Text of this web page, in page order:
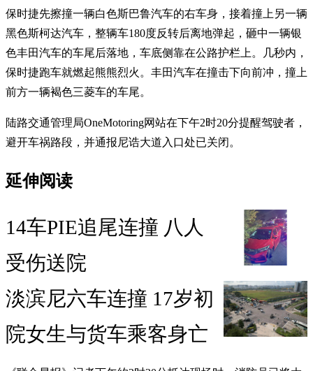
保时捷先擦撞一辆白色斯巴鲁汽车的右车身，接着撞上另一辆
黑色斯柯达汽车，整辆车180度反转后离地弹起，砸中一辆银
色丰田汽车的车尾后落地，车底侧靠在公路护栏上。几秒内，
保时捷跑车就燃起熊熊烈火。丰田汽车在撞击下向前冲，撞上
前方一辆褐色三菱车的车尾。
陆路交通管理局OneMotoring网站在下午2时20分提醒驾驶者，
避开车祸路段，并通报尼诰大道入口处已关闭。
延伸阅读
14车PIE追尾连撞 八人
受伤送院
淡滨尼六车连撞 17岁初
院女生与货车乘客身亡